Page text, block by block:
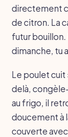
directement
de citron. La
futur
dimanche, tu
Le poulet cuit
delà,
au frigo, il
doucement à
couverte avec